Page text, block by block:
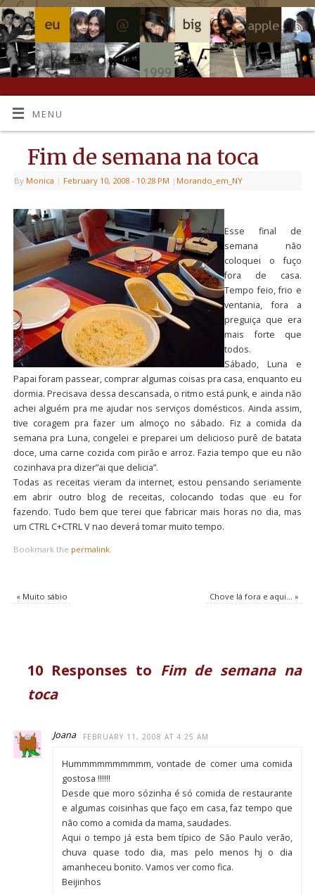
MENU
Fim de semana na toca
By Monica | February 10, 2008 - 10:28 PM | Morando_em_NY
Esse final de
semana não
coloquei o fuço
fora de casa.
Tempo feio, frio e
ventania, fora a
preguiça que era
mais forte que
todos.
Sábado, Luna e
Papai foram passear, comprar algumas coisas pra casa, enquanto eu
dormia. Precisava dessa descansada, o ritmo está punk, e ainda não
achei alguém pra me ajudar nos serviços domésticos. Ainda assim,
tive coragem pra fazer um almoço no sábado. Fiz a comida da
semana pra Luna, congelei e preparei um delicioso purê de batata
doce, uma carne cozida com pirão e arroz. Fazia tempo que eu não
cozinhava pra dizer”ai que delicia”.
Todas as receitas vieram da internet, estou pensando seriamente
em abrir outro blog de receitas, colocando todas que eu for
fazendo. Tudo bem que terei que fabricar mais horas no dia, mas
um CTRL C+CTRL V nao deverá tomar muito tempo.
Bookmark the permalink.
«Muito sábio Chove lá fora e aqui…»
10 Responses to Fim de semana na
toca
Joana FEBRUARY 11, 2008 AT 4:25 AM
Hummmmmmmmmm, vontade de comer uma comida
gostosa !!!!!!
Desde que moro sózinha é só comida de restaurante
e algumas coisinhas que faço em casa, faz tempo que
não como a comida da mama, saudades.
Aqui o tempo já esta bem típico de São Paulo verão,
chuva quase todo dia, mas pelo menos hj o dia
amanheceu bonito. Vamos ver como fica.
Beijinhos